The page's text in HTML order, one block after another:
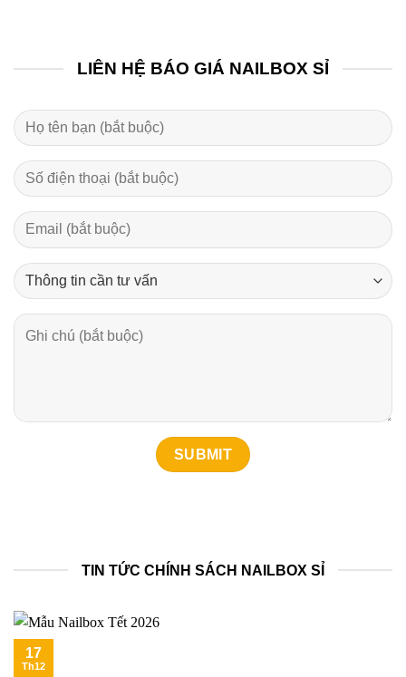
LIÊN HỆ BÁO GIÁ NAILBOX SỈ
TIN TỨC CHÍNH SÁCH NAILBOX SỈ
17
Th12